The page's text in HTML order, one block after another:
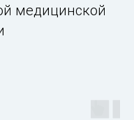
медицинской